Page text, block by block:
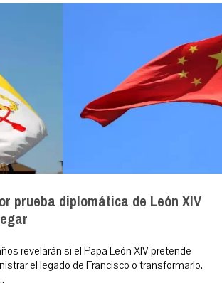
prueba diplomática de León XIV
revelarán si el Papa León XIV pretende
el legado de Francisco o transformarlo.